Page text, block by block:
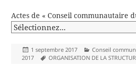
Actes de « Conseil communautaire
Publié
le
1 septembre 2017 Catégories
Conseil
2017
Mots-
ORGANISATION DE LA